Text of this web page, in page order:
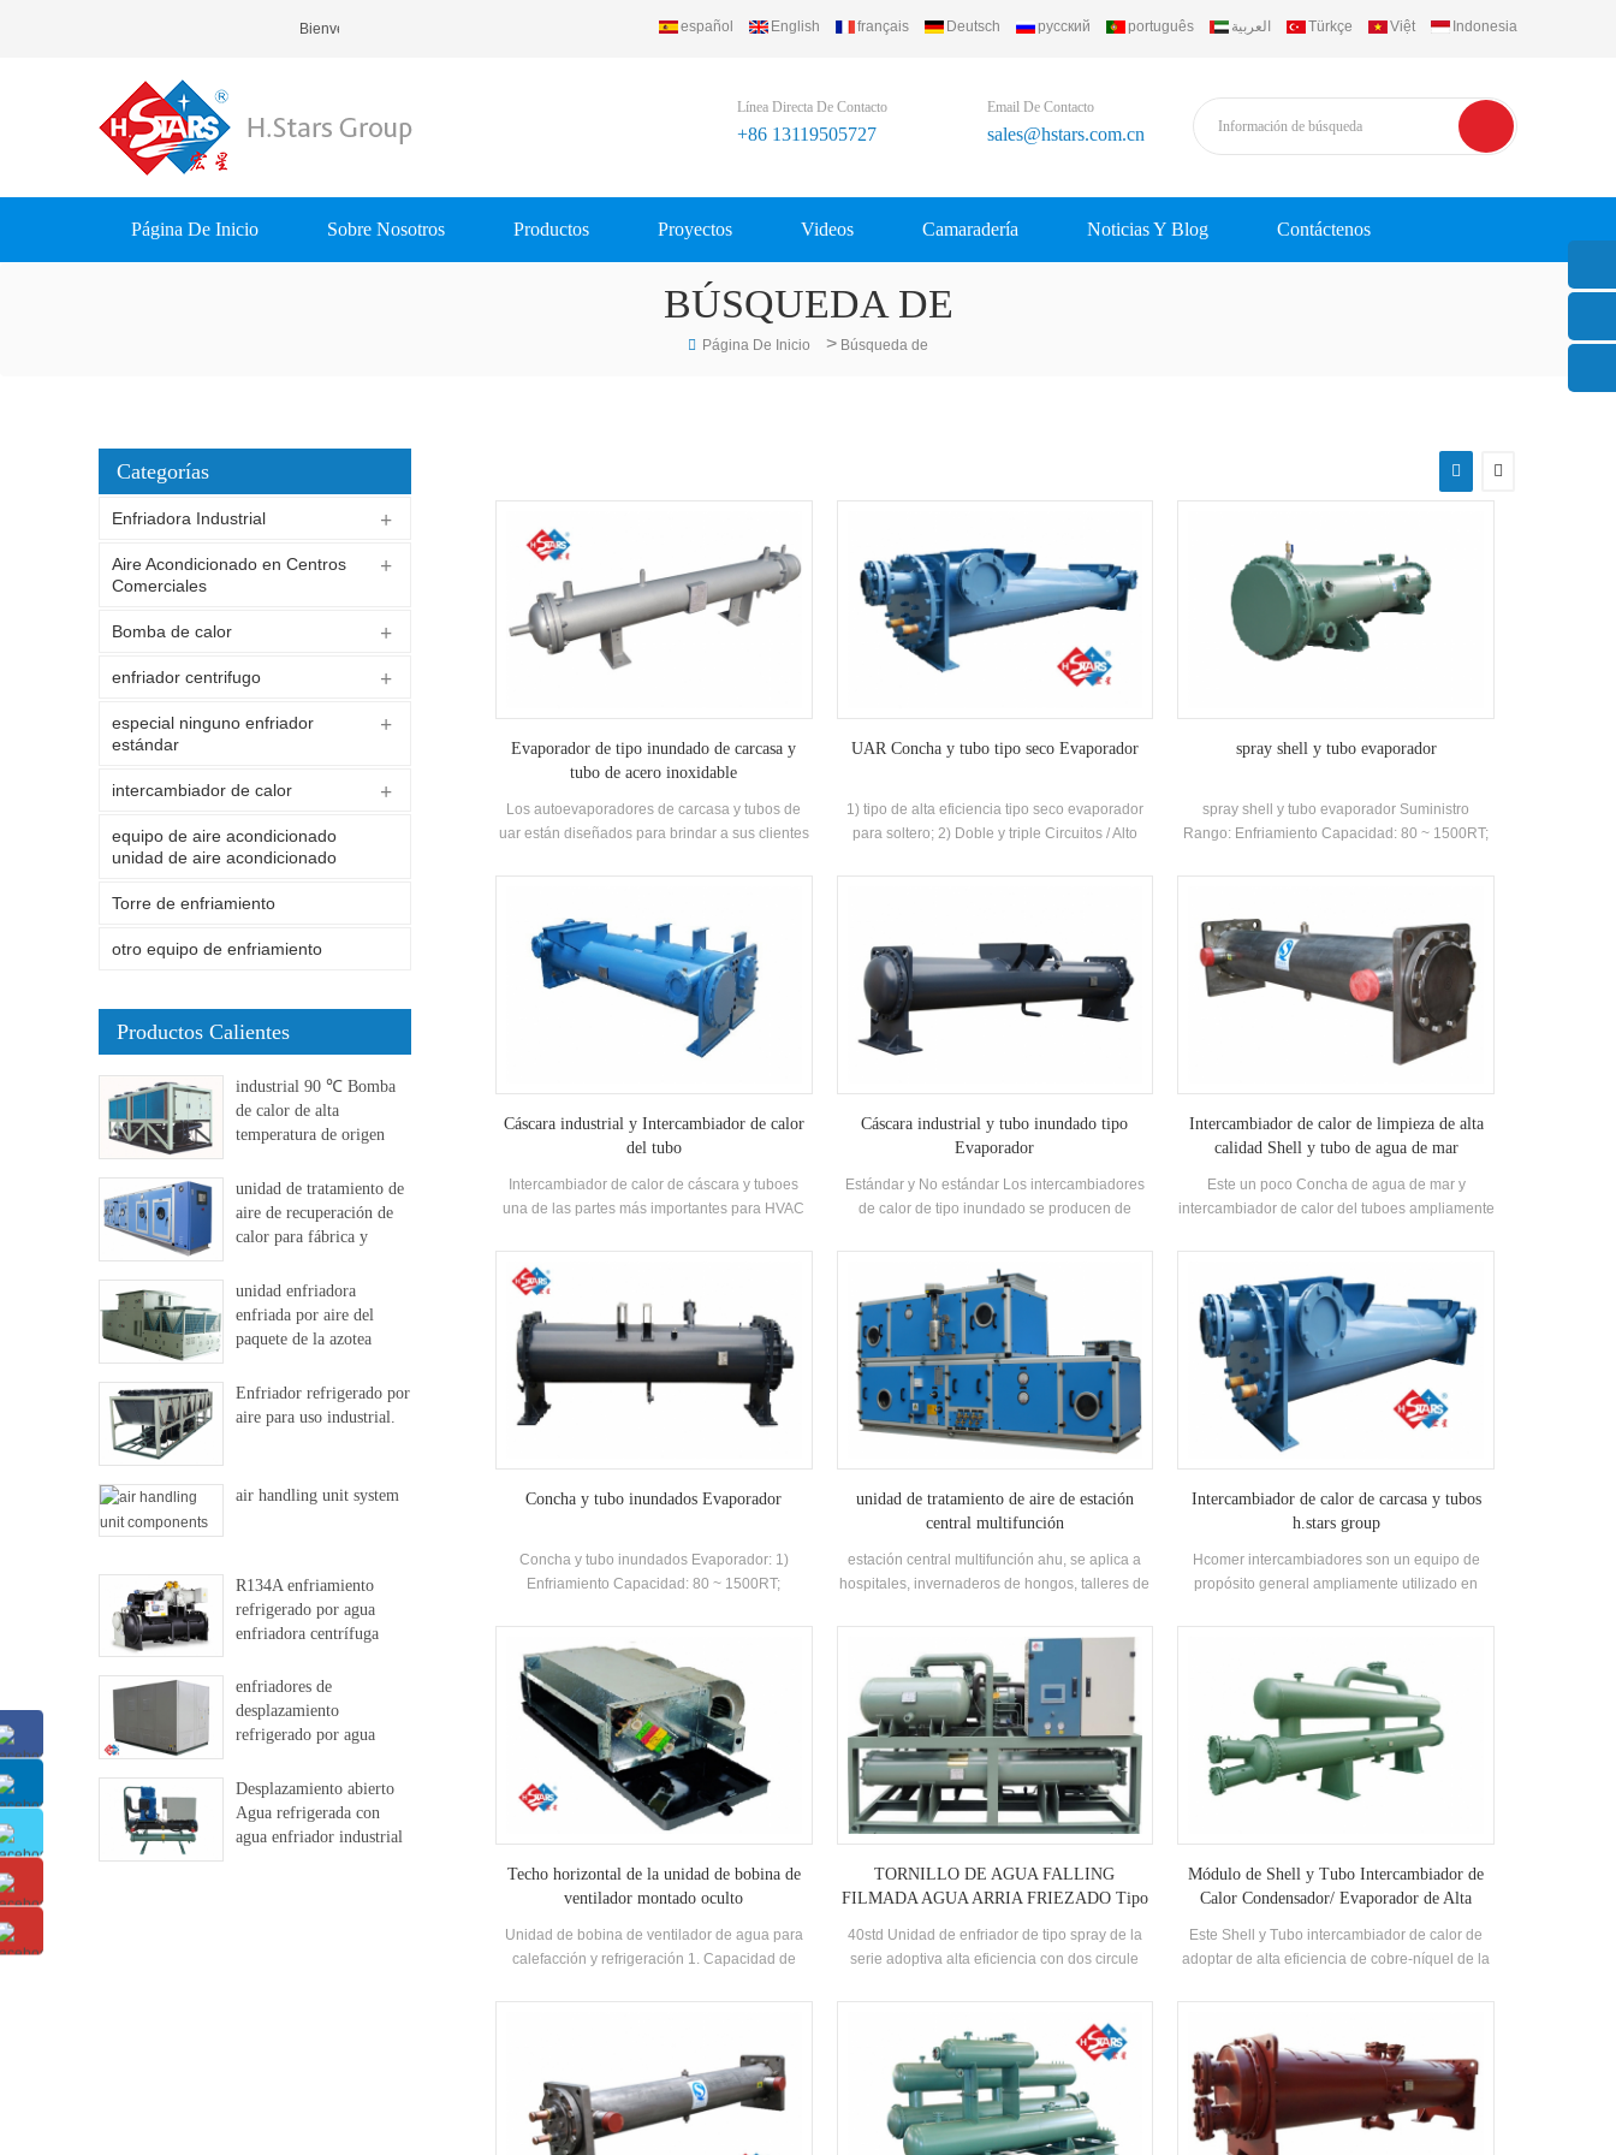
Bienvenido A H.Stars (Guangzhou) Refrigerating Equipment Group Ltd..
español English français Deutsch русский português العربية Türkçe Việt Indonesia
Línea Directa De Contacto
+86 13119505727
Email De Contacto
sales@hstars.com.cn
Página De Inicio Sobre Nosotros Productos Proyectos Videos Camaradería Noticias Y Blog Contáctenos
BÚSQUEDA DE
Página De Inicio > Búsqueda de
Evaporador de tipo inundado de carcasa y
tubo de acero inoxidable
Los autoevaporadores de carcasa y tubos de
uar están diseñados para brindar a sus clientes
aire acondicionado y refrigeración. la función
vapor refrigerante y refrigerar el agua enfriada.
la carcasa y el tubo están hechos de tubos de
alto rendimiento q235-b, acero inoxidable # 304
# 316. de cobre especial, aleteado
exteriormente y ranurado interiormente.
UAR Concha y tubo tipo seco Evaporador
1) tipo de alta eficiencia tipo seco evaporador
para soltero; 2) Doble y triple Circuitos / Alto
soltero; 3) doble y triple circuitoExchange
spray shell y tubo evaporador
spray shell y tubo evaporador Suministro
Rango: Enfriamiento Capacidad: 80 ~ 1500RT;
'Refrigerante: R134A
Cáscara industrial y Intercambiador de calor
del tubo
Intercambiador de calor de cáscara y tuboes
una de las partes más importantes para HVAC
unidad de bomba de calor, ampliamente
utilizada en todo tipo de área industrial y
comercial.
Cáscara industrial y tubo inundado tipo
Evaporador
Estándar y No estándar Los intercambiadores
de calor de tipo inundado se producen de
Intercambiador de calor de limpieza de alta
calidad Shell y tubo de agua de mar
Este un poco Concha de agua de mar y
intercambiador de calor del tuboes ampliamente
adecuado para los Sistema que necesita
procesar químico o Corsivo Líquido.
Concha y tubo inundados Evaporador
Concha y tubo inundados Evaporador: 1)
Enfriamiento Capacidad: 80 ~ 1500RT;
unidad de tratamiento de aire de estación
central multifunción
estación central multifunción ahu, se aplica a
hospitales, invernaderos de hongos, talleres de
controlar con precisión la humedad del aire
para satisfacer sus condiciones de trabajo.
Además, también podemos controlar con
precisión el nivel de limpieza, la capacidad de
enfriamiento o calentamiento del ahu.todos
nuestros productos son de fabricación
personalizada, diseñamos la propia unidad
para usted.
Intercambiador de calor de carcasa y tubos
h.stars group
Hcomer intercambiadores son un equipo de
propósito general ampliamente utilizado en
otras industrias.
Techo horizontal de la unidad de bobina de
ventilador montado oculto
Unidad de bobina de ventilador de agua para
calefacción y refrigeración 1. Capacidad de
aire Volumen: 470m3 / H ----- 3070m3 / H
TORNILLO DE AGUA FALLING
FILMADA AGUA ARRIA FRIEZADO Tipo
40std Unidad de enfriador de tipo spray de la
serie adoptiva alta eficiencia con dos circule
Auto-desarrollado y fabricado alta eficiencia
Evaporador de película que cae, R22, R134A
refrigerante. La recuperación de calor se puede
configurar en función de los clientes
necesidades. La unidad tiene 39
especificaciones estándar.
Módulo de Shell y Tubo Intercambiador de
Calor Condensador/ Evaporador de Alta
frigorífica para la Industria Química Uso
Este Shell y Tubo intercambiador de calor de
adoptar de alta eficiencia de cobre-níquel de la
inmersos en el refrigerante, como resultado, la
transferencia de calor, la eficiencia es alta, y el
gas refrigerante líquido es completamente
separados para evitar que el líquido de martillo.
El rendimiento de la máquina entera es
eficiente, limpio, seguro, ahorro de energía,
Categorías
Enfriadora Industrial
Aire Acondicionado en Centros
Comerciales
Bomba de calor
enfriador centrifugo
especial ninguno enfriador
estándar
intercambiador de calor
equipo de aire acondicionado
unidad de aire acondicionado
Torre de enfriamiento
otro equipo de enfriamiento
Productos Calientes
industrial 90 ℃ Bomba
de calor de alta
temperatura de origen
unidad de tratamiento de
aire de recuperación de
calor para fábrica y
unidad enfriadora
enfriada por aire del
paquete de la azotea
Enfriador refrigerado por
aire para uso industrial.
air handling unit system
R134A enfriamiento
refrigerado por agua
enfriadora centrífuga
enfriadores de
desplazamiento
refrigerado por agua
Desplazamiento abierto
Agua refrigerada con
agua enfriador industrial